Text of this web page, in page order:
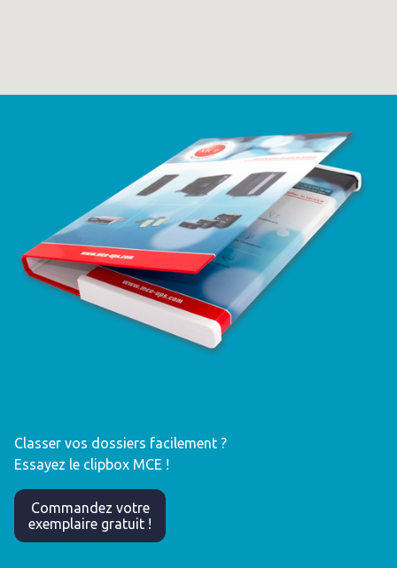
Classer vos dossiers facilement ?
Essayez le clipbox MCE !
Commandez votre
exemplaire gratuit !